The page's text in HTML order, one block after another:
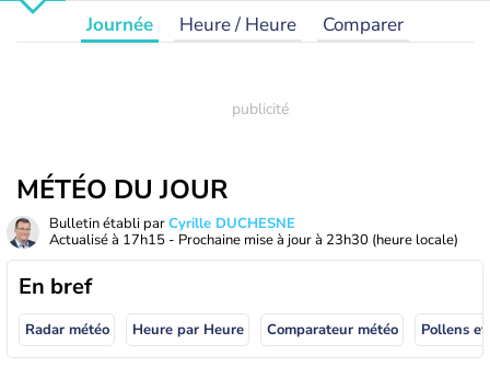
Journée Heure / Heure Comparer
MÉTÉO DU JOUR
Bulletin établi parCyrille DUCHESNE
Actualisé à 17h15 - Prochaine mise à jour à 23h30 (heure locale)
En bref
Radar météo Heure par Heure Comparateur météo Pollens